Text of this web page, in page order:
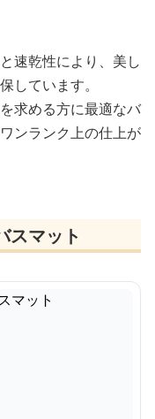
速乾性により、美し
しています。
求める方に最適なバ
ンランク上の仕上が
スマット